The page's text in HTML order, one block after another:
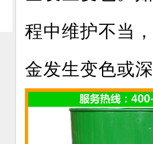
程中维护不当
金发生变色或